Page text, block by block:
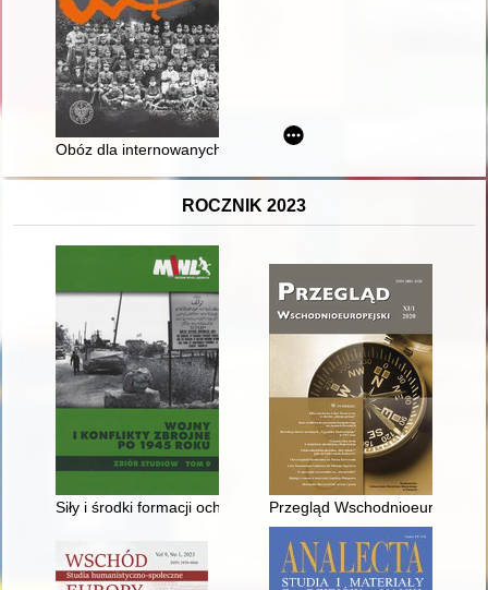
Obóz dla internowanych w Jabłonnie - materiały
ROCZNIK 2023
Siły i środki formacji ochrony granic PRL w ćwiczeniach
Przegląd